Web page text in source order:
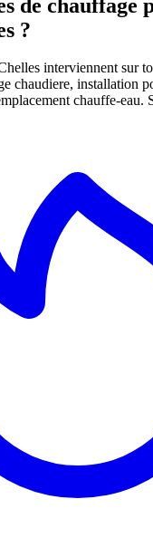
de chauffage
?
interviennent sur
chaudiere, installation
chauffe-eau.